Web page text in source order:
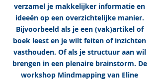
verzamel je makkelijker informatie en
ideeën op een overzichtelijke manier.
Bijvoorbeeld als je een (vak)artikel of
boek leest en je wilt feiten of inzichten
vasthouden. Of als je structuur aan wil
brengen in een plenaire brainstorm. De
workshop Mindmapping van Eline